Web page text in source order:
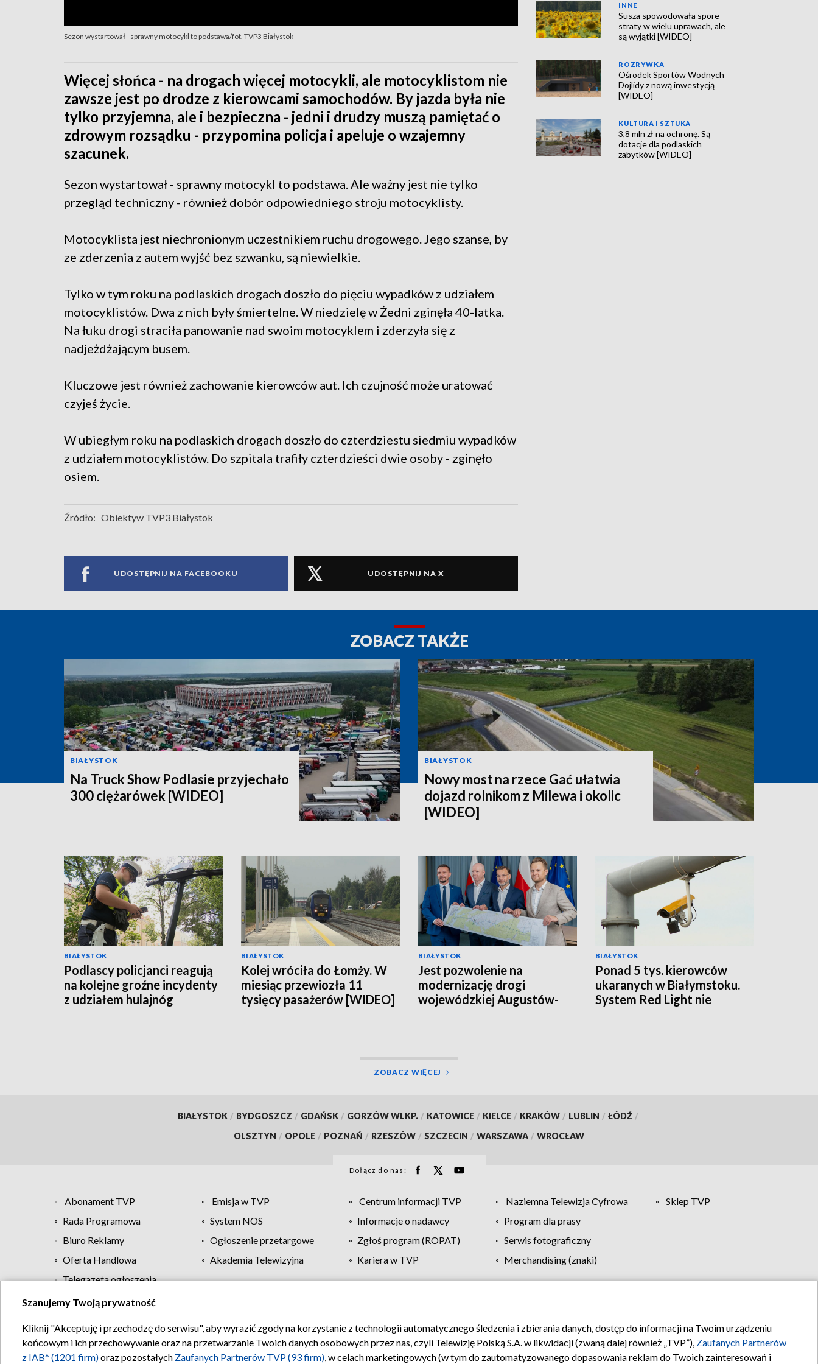
Sezon wystartował - sprawny motocykl to podstawa/fot. TVP3 Białystok
Więcej słońca - na drogach więcej motocykli, ale motocyklistom nie
zawsze jest po drodze z kierowcami samochodów. By jazda była nie
tylko przyjemna, ale i bezpieczna - jedni i drudzy muszą pamiętać o
zdrowym rozsądku - przypomina policja i apeluje o wzajemny
szacunek.
Sezon wystartował - sprawny motocykl to podstawa. Ale ważny jest nie tylko
przegląd techniczny - również dobór odpowiedniego stroju motocyklisty.
Motocyklista jest niechronionym uczestnikiem ruchu drogowego. Jego szanse, by
ze zderzenia z autem wyjść bez szwanku, są niewielkie.
Tylko w tym roku na podlaskich drogach doszło do pięciu wypadków z udziałem
motocyklistów. Dwa z nich były śmiertelne. W niedzielę w Żedni zginęła 40-latka.
Na łuku drogi straciła panowanie nad swoim motocyklem i zderzyła się z
nadjeżdżającym busem.
Kluczowe jest również zachowanie kierowców aut. Ich czujność może uratować
czyjeś życie.
W ubiegłym roku na podlaskich drogach doszło do czterdziestu siedmiu wypadków
z udziałem motocyklistów. Do szpitala trafiły czterdzieści dwie osoby - zginęło
osiem.
Źródło: Obiektyw TVP3 Białystok
UDOSTĘPNIJ NA FACEBOOKU UDOSTĘPNIJ NA X
INNE
Susza spowodowała spore
straty w wielu uprawach, ale
są wyjątki [WIDEO]
ROZRYWKA
Ośrodek Sportów Wodnych
Dojlidy z nową inwestycją
[WIDEO]
KULTURA I SZTUKA
3,8 mln zł na ochronę. Są
dotacje dla podlaskich
zabytków [WIDEO]
ZOBACZ TAKŻE
BIAŁYSTOK
Na Truck Show Podlasie przyjechało
300 ciężarówek [WIDEO]
BIAŁYSTOK
Nowy most na rzece Gać ułatwia
dojazd rolnikom z Milewa i okolic
[WIDEO]
BIAŁYSTOK
Podlascy policjanci reagują
na kolejne groźne incydenty
z udziałem hulajnóg
BIAŁYSTOK
Kolej wróciła do Łomży. W
miesiąc przewiozła 11
tysięcy pasażerów [WIDEO]
BIAŁYSTOK
Jest pozwolenie na
modernizację drogi
wojewódzkiej Augustów-
BIAŁYSTOK
Ponad 5 tys. kierowców
ukaranych w Białymstoku.
System Red Light nie
ZOBACZ WIĘCEJ
BIAŁYSTOK / BYDGOSZCZ / GDAŃSK / GORZÓW WLKP. / KATOWICE / KIELCE / KRAKÓW / LUBLIN / ŁÓDŹ /
OLSZTYN / OPOLE / POZNAŃ / RZESZÓW / SZCZECIN / WARSZAWA / WROCŁAW
Dołącz do nas:
Abonament TVP Emisja w TVP Centrum informacji TVP Naziemna Telewizja Cyfrowa
Sklep TVP
Rada Programowa
System NOS Informacje o nadawcy
Program dla prasy
Biuro Reklamy
Ogłoszenie przetargowe Zgłoś program (ROPAT)
Serwis fotograficzny
Oferta Handlowa
Akademia Telewizyjna Kariera w TVP
Merchandising (znaki)
Telegazeta ogłoszenia
Regulamin TVP Polityka prywatności Moje zgody Pomoc Biuro reklamy Kontakt
Szanujemy Twoją prywatność
Kliknij "Akceptuję i przechodzę do serwisu", aby wyrazić zgody na korzystanie z technologii automatycznego śledzenia i zbierania danych, dostęp do informacji na Twoim urządzeniu
końcowym i ich przechowywanie oraz na przetwarzanie Twoich danych osobowych przez nas, czyli Telewizję Polską S.A. w likwidacji (zwaną dalej również „TVP”), Zaufanych Partnerów
z IAB* (1201 firm)oraz pozostałych Zaufanych Partnerów TVP (93 firm), w celach marketingowych (w tym do zautomatyzowanego dopasowania reklam do Twoich zainteresowań i